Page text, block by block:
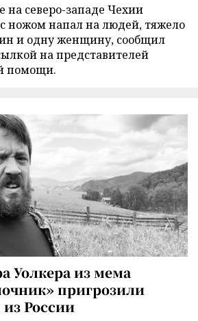
на северо-западе Чехии
ножом напал на людей, тяжело
и одну женщину, сообщил
на представителей
помощи.
Уолкера из мема
пригрозили
России